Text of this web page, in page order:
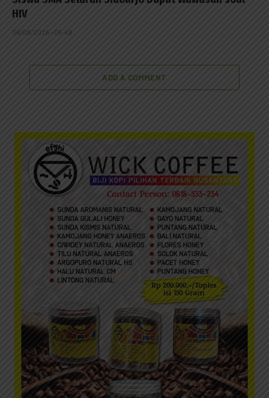
HIV
06/08/2026 - 05:49
ADD A COMMENT